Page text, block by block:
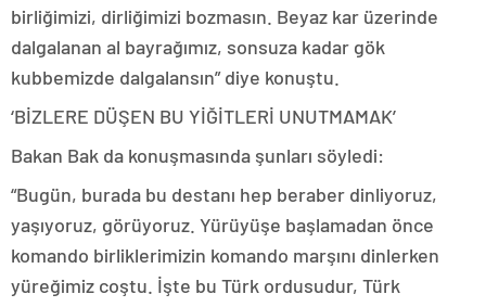
birliğimizi, dirliğimizi bozmasın. Beyaz kar üzerinde
dalgalanan al bayrağımız, sonsuza kadar gök
kubbemizde dalgalansın” diye konuştu.
‘BİZLERE DÜŞEN BU YİĞİTLERİ UNUTMAMAK’
Bakan Bak da konuşmasında şunları söyledi:
“Bugün, burada bu destanı hep beraber dinliyoruz,
yaşıyoruz, görüyoruz. Yürüyüşe başlamadan önce
komando birliklerimizin komando marşını dinlerken
yüreğimiz coştu. İşte bu Türk ordusudur, Türk